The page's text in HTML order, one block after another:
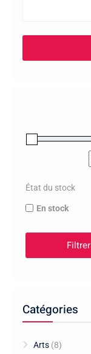
État du stock
En stock
Filtrer
Catégories
Arts (8)